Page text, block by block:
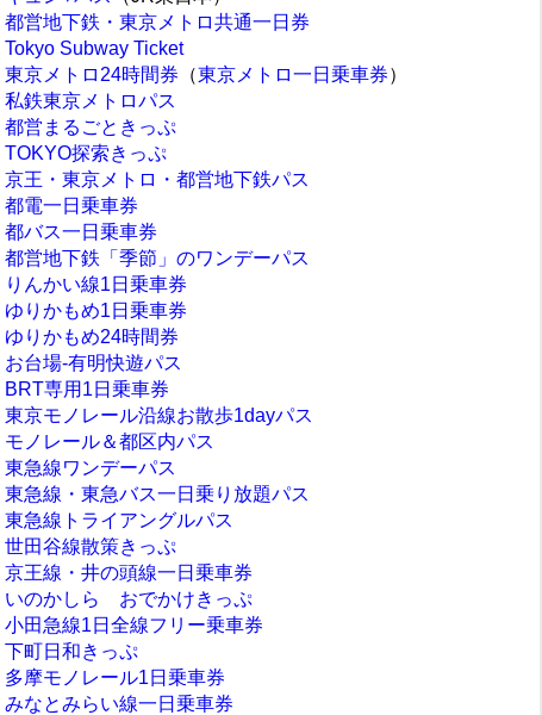
都営地下鉄・東京メトロ共通一日券
Tokyo Subway Ticket
東京メトロ24時間券 （東京メトロ一日乗車券）
私鉄東京メトロパス
都営まるごときっぷ
TOKYO探索きっぷ
京王・東京メトロ・都営地下鉄パス
都電一日乗車券
都バス一日乗車券
都営地下鉄「季節」のワンデーパス
りんかい線1日乗車券
ゆりかもめ1日乗車券
ゆりかもめ24時間券
お台場‐有明快遊パス
BRT専用1日乗車券
東京モノレール沿線お散歩1dayパス
モノレール＆都区内パス
東急線ワンデーパス
東急線・東急バス一日乗り放題パス
東急線トライアングルパス
世田谷線散策きっぷ
京王線・井の頭線一日乗車券
いのかしら おでかけきっぷ
小田急線1日全線フリー乗車券
下町日和きっぷ
多摩モノレール1日乗車券
みなとみらい線一日乗車券